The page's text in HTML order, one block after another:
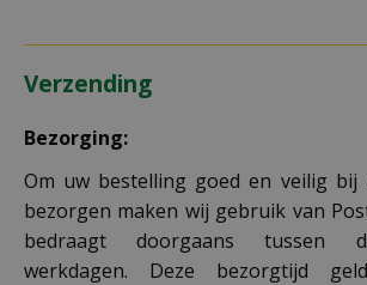
Verzending
Bezorging:
Om uw bestelling goed en veilig
bezorgen maken wij gebruik van
bedraagt doorgaans
werkdagen. Deze bezorgtijd